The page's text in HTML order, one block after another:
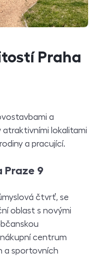
Praha
a
atraktivními lokalitami
a pracující.
Praze 9
čtvrť, se
oblast s novými
centrum
a sportovních